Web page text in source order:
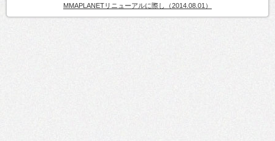
MMAPLANETリニューアルに際し（2014.08.01）